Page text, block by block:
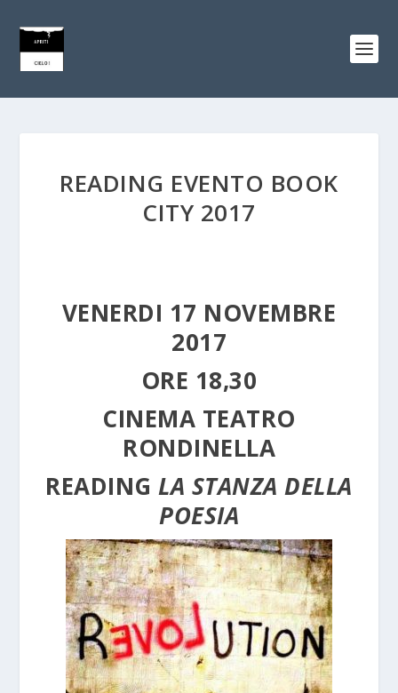
READING EVENTO BOOK
CITY 2017
VENERDI 17 NOVEMBRE
2017
ORE 18,30
CINEMA TEATRO
RONDINELLA
READINGLA STANZA DELLA
POESIA